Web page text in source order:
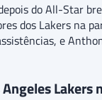
do All-Star
dos Lakers na
e
Angeles